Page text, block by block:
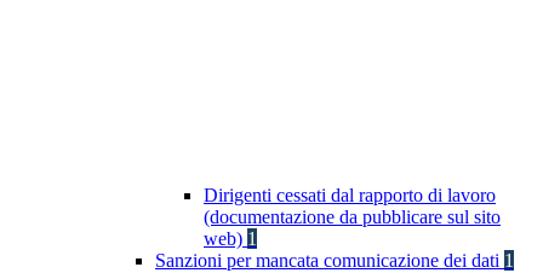
Dirigenti cessati dal rapporto di lavoro
(documentazione da pubblicare sul sito
web) 1
Sanzioni per mancata comunicazione dei dati 1